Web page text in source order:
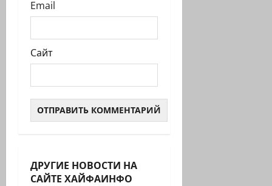
Email
Сайт
ДРУГИЕ НОВОСТИ НА
САЙТЕ ХАЙФАИНФО